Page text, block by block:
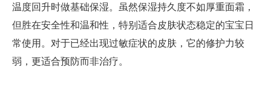
温度回升时做基础保湿。虽然保湿持久度不如厚重面霜，
但胜在安全性和温和性，特别适合皮肤状态稳定的宝宝日
常使用。对于已经出现过敏症状的皮肤，它的修护力较
弱，更适合预防而非治疗。